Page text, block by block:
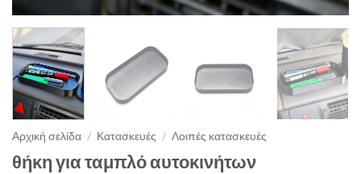
Αρχική σελίδα / Κατασκευές / Λοιπές κατασκευές
θήκη για ταμπλό αυτοκινήτων